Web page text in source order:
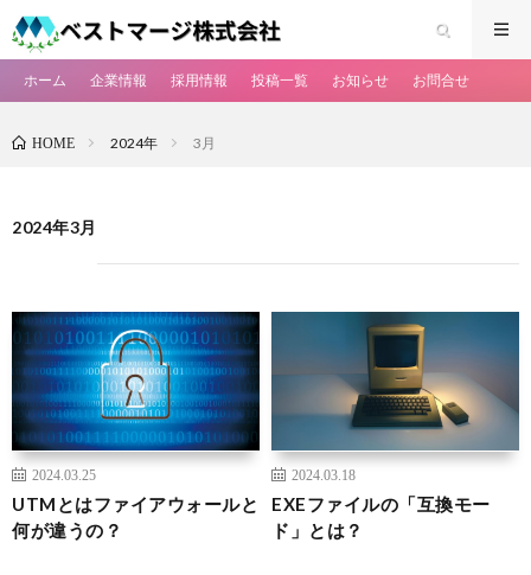
ホーム 企業情報 採用情報 投稿一覧 お知らせ お問合せ
HOME 2024年 3月
2024年3月
2024.03.25
UTMとはファイアウォールと
何が違うの？
2024.03.18
EXEファイルの「互換モー
ド」とは？